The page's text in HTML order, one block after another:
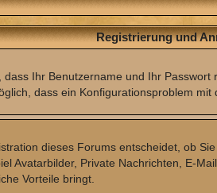
Registrierung und
Ihr Benutzername und Ihr
dass ein Konfigurationsproblem
dieses Forums entscheidet, ob
Avatarbilder, Private Nachrichten, E-
Vorteile bringt.